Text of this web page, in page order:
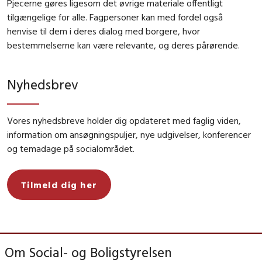
Pjecerne gøres ligesom det øvrige materiale offentligt
tilgængelige for alle. Fagpersoner kan med fordel også
henvise til dem i deres dialog med borgere, hvor
bestemmelserne kan være relevante, og deres pårørende.
Nyhedsbrev
Vores nyhedsbreve holder dig opdateret med faglig viden,
information om ansøgningspuljer, nye udgivelser, konferencer
og temadage på socialområdet.
Tilmeld dig her
Om Social- og Boligstyrelsen